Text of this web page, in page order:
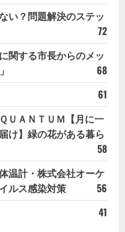
い？問題解決のステッ
72
関する市長からのメッ
68
61
ＵＡＮＴＵＭ【月に一
け】緑の花がある暮ら
58
温計・株式会社オーケ
ルス感染対策
56
41